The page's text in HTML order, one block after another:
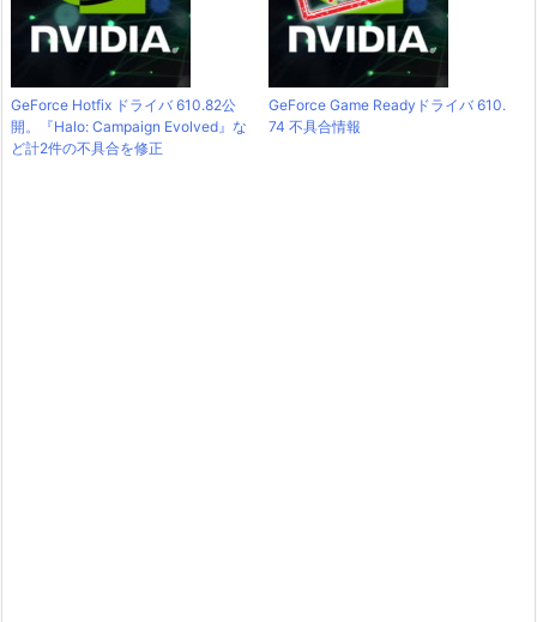
GeForce Hotfix ドライバ 610.82公
開。『Halo: Campaign Evolved』な
ど計2件の不具合を修正
GeForce Game Readyドライバ 610.
74 不具合情報